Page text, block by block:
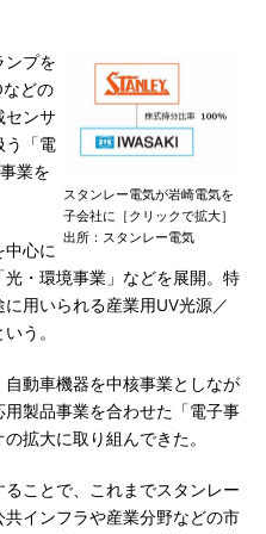
スタンレー電気が岩崎電気を
子会社に［クリックで拡大］
出所：スタンレー電気
プを
どの
センサ
う「電
業を
心に
光・環境事業」などを展開。特
用いられる産業用UV光源／
う。
動車機器を中核事業としなが
製品事業を合わせた「電子事
拡大に取り組んできた。
ことで、これまでスタンレー
インフラや産業分野などの市